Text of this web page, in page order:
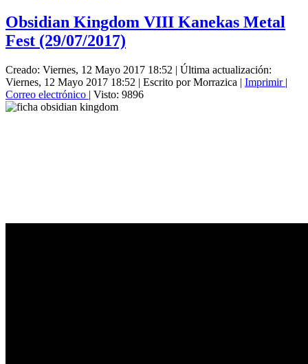
Obsidian Kingdom VIII Kanekas Metal
Fest (29/07/2017)
Creado: Viernes, 12 Mayo 2017 18:52 | Última actualización:
Viernes, 12 Mayo 2017 18:52 | Escrito por Morrazica | Imprimir |
Correo electrónico | Visto: 9896